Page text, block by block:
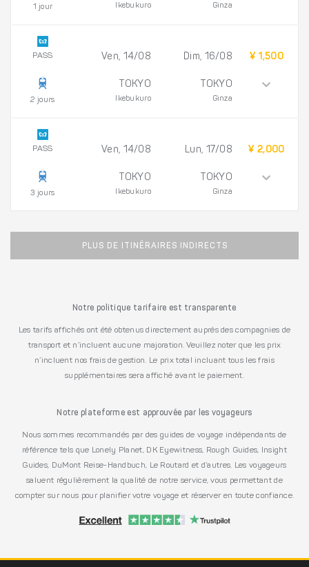
1 jour Ikebukuro Ginza
PASS
2 jours
Ven, 14/08
TOKYO
Ikebukuro
Dim, 16/08
TOKYO
Ginza
¥ 1,500
PASS
3 jours
Ven, 14/08
TOKYO
Ikebukuro
Lun, 17/08
TOKYO
Ginza
¥ 2,000
PLUS DE ITINÉRAIRES INDIRECTS
Notre politique tarifaire est transparente
Les tarifs affichés ont été obtenus directement auprès des compagnies de
transport et n’incluent aucune majoration. Veuillez noter que les prix
n’incluent nos frais de gestion. Le prix total incluant tous les frais
supplémentaires sera affiché avant le paiement.
Notre plateforme est approuvée par les voyageurs
Nous sommes recommandés par des guides de voyage indépendants de
référence tels que Lonely Planet, DK Eyewitness, Rough Guides, Insight
Guides, DuMont Reise-Handbuch, Le Routard et d’autres. Les voyageurs
saluent régulièrement la qualité de notre service, vous permettant de
compter sur nous pour planifier votre voyage et réserver en toute confiance.